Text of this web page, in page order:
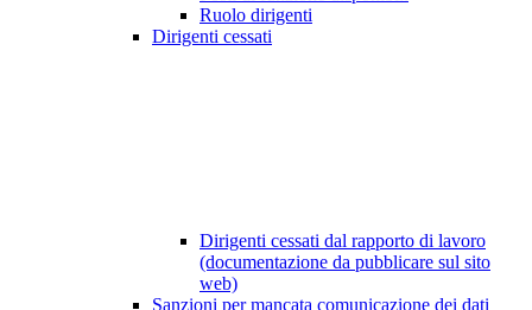
Ruolo dirigenti
Dirigenti cessati
Dirigenti cessati dal rapporto di lavoro
(documentazione da pubblicare sul sito
web)
Sanzioni per mancata comunicazione dei dati